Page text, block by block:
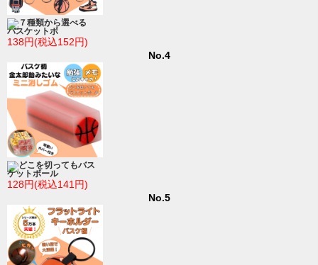
７種類から選べる
バスケットボ
138円(税込152円)
No.4
どこを切ってもバス
ケットボール
128円(税込141円)
No.5